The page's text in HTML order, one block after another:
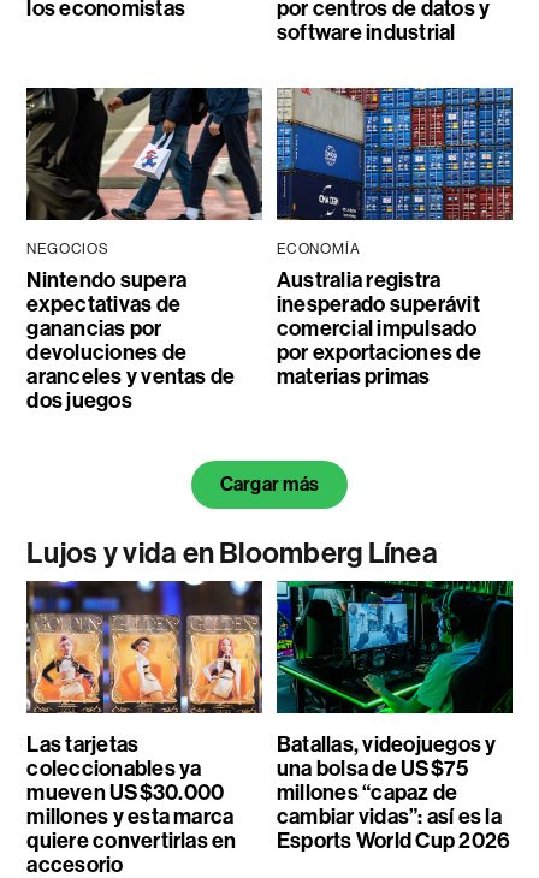
los economistas
por centros de datos y
software industrial
NEGOCIOS
Nintendo supera
expectativas de
ganancias por
devoluciones de
aranceles y ventas de
dos juegos
ECONOMÍA
Australia registra
inesperado superávit
comercial impulsado
por exportaciones de
materias primas
Cargar más
Lujos y vida en Bloomberg Línea
Las tarjetas
coleccionables ya
mueven US$30.000
millones y esta marca
quiere convertirlas en
accesorio
Batallas, videojuegos y
una bolsa de US$75
millones “capaz de
cambiar vidas”: así es la
Esports World Cup 2026